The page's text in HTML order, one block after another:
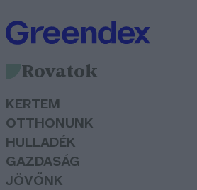
Rovatok
KERTEM
OTTHONUNK
HULLADÉK
GAZDASÁG
JÖVŐNK